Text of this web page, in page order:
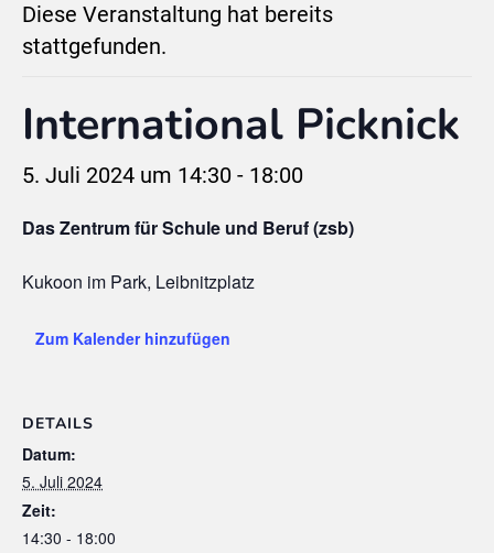
Diese Veranstaltung hat bereits
stattgefunden.
International Picknick
5. Juli 2024 um 14:30 - 18:00
Das Zentrum für Schule und Beruf (zsb)
Kukoon im Park, Leibnitzplatz
Zum Kalender hinzufügen
DETAILS
Datum:
5. Juli 2024
Zeit:
14:30 - 18:00